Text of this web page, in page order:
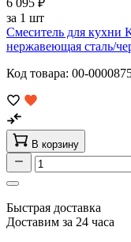
6 095 ₽
за 1 шт
Смеситель для кухни
нержавеющая сталь/
Код товара: 00-
В корзину
Быстрая доставка
Доставим за 24 часа